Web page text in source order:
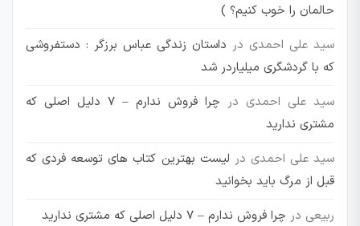
حالمان را خوب کنیم؟ )
سید علی احمدی در داستان زندگی عباس برزگر : دستفروشی
که با گردشگری میلیاردر شد
سید علی احمدی در
چرا فروش ندارم – 7 دلیل اصلی که
مشتری ندارید
سید علی احمدی در لیست بهترین کتاب های توسعه فردی که
قبل از مرگ باید بخوانید
ربیعی در چرا فروش ندارم – 7 دلیل اصلی که مشتری ندارید